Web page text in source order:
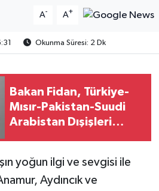
A- A+
Okunma Süresi: 2 Dk
Bakan Fidan, Türkiye-
Mısır-Pakistan-Suudi
Arabistan Dışişleri
yoğun ilgi ve sevgisi ile
Aydıncık ve